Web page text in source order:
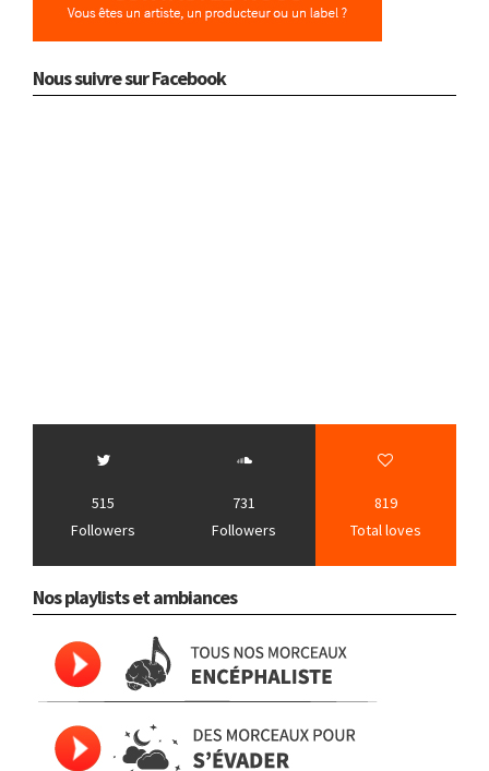
Nous suivre sur Facebook
515
Followers
731
Followers
819
Total loves
Nos playlists et ambiances